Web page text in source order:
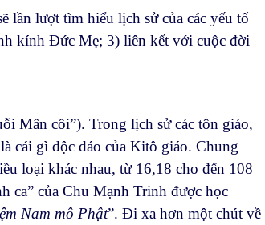
lần lượt tìm hiểu lịch sử của các yếu tố
kính Đức Mẹ; 3) liên kết với cuộc đời
Mân côi”). Trong lịch sử các tôn giáo,
cái gì độc đáo của Kitô giáo. Chung
loại khác nhau, từ 16,18 cho đến 108
ca” của Chu Mạnh Trinh được học
Nam mô Phật”. Đi xa hơn một chút về